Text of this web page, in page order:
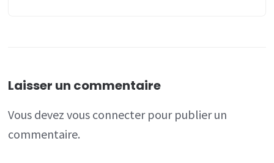
Laisser un commentaire
Vous devezvous connecterpour publier un
commentaire.